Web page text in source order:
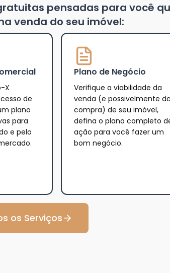
pensadas para você
venda do seu imóvel:
X
de
plano
para
e pelo
Plano de Negócio
Verifique a viabilidade da
venda (e possivelmente da
compra) de seu imóvel,
defina o plano completo
ação para você fazer um
bom negócio.
os Serviços